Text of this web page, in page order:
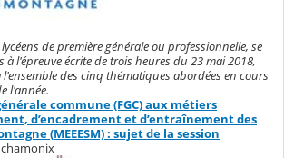
de première générale ou professionnelle, se
à l'épreuve écrite de trois heures du 23 mai 2018,
l'ensemble des cinq thématiques abordées en cours
l'année.
commune (FGC) aux métiers
d’encadrement et d’entraînement des
(MEEESM) : sujet de la session